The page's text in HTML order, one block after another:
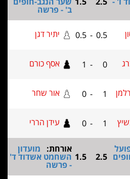
ב' - פרשה
0.5
0.5 יתיר דגן
0
1 אסף כורם
1
0 אור שחר
1
0 עידן הררי
2.5
1.5
אורחת:מועדון
השחמט אשדוד ד'
- פרשה